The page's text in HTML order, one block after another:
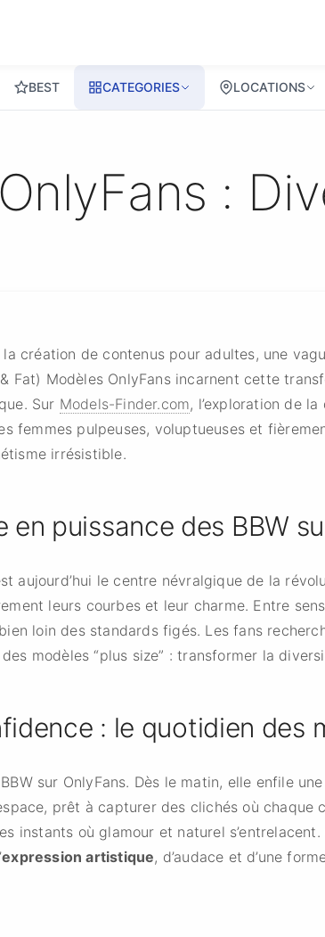
BEST CATEGORIES LOCATIONS
:
création de contenus pour adultes, une
Fat) Modèles OnlyFans incarnent cette
Sur Models-Finder.com, l’exploration de
femmes pulpeuses, voluptueuses et
irrésistible.
en puissance des BBW
aujourd’hui le centre névralgique de la
leurs courbes et leur charme. Entre
loin des standards figés. Les fans
modèles “plus size” : transformer la
: le quotidien des
sur OnlyFans. Dès le matin, elle enfile
prêt à capturer des clichés où chaque
instants où glamour et naturel
expression artistique, d’audace et d’une